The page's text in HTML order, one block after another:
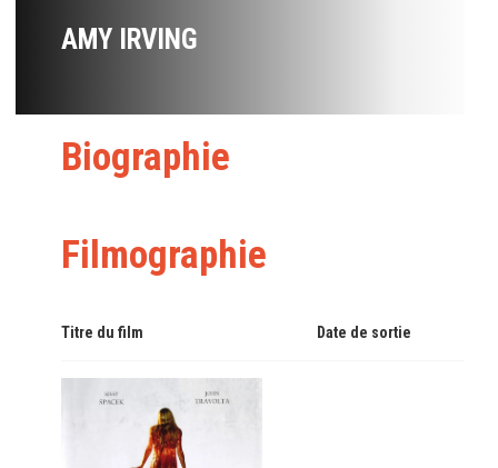
AMY IRVING
Biographie
Filmographie
Titre du film Date de sortie